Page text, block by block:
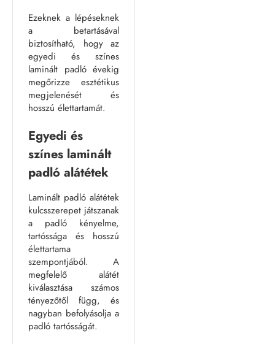
Ezeknek a lépéseknek
a betartásával
biztosítható, hogy az
egyedi és színes
laminált padló évekig
megőrizze esztétikus
megjelenését és
hosszú élettartamát.
Egyedi és
színes laminált
padló alátétek
Laminált padló alátétek
kulcsszerepet játszanak
a padló kényelme,
tartóssága és hosszú
élettartama
szempontjából. A
megfelelő alátét
kiválasztása számos
tényezőtől függ, és
nagyban befolyásolja a
padló tartósságát.